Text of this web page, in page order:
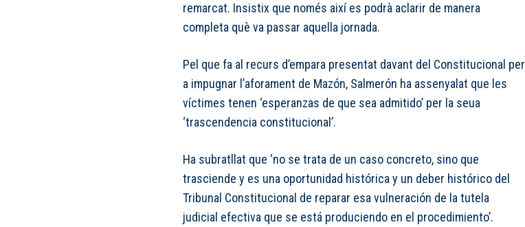
remarcat. Insistix que només així es podrà aclarir de manera
completa què va passar aquella jornada.
Pel que fa al recurs d’empara presentat davant del Constitucional per
a impugnar l’aforament de Mazón, Salmerón ha assenyalat que les
víctimes tenen ‘esperanzas de que sea admitido’ per la seua
‘trascendencia constitucional’.
Ha subratllat que ‘no se trata de un caso concreto, sino que
trasciende y es una oportunidad histórica y un deber histórico del
Tribunal Constitucional de reparar esa vulneración de la tutela
judicial efectiva que se está produciendo en el procedimiento’.